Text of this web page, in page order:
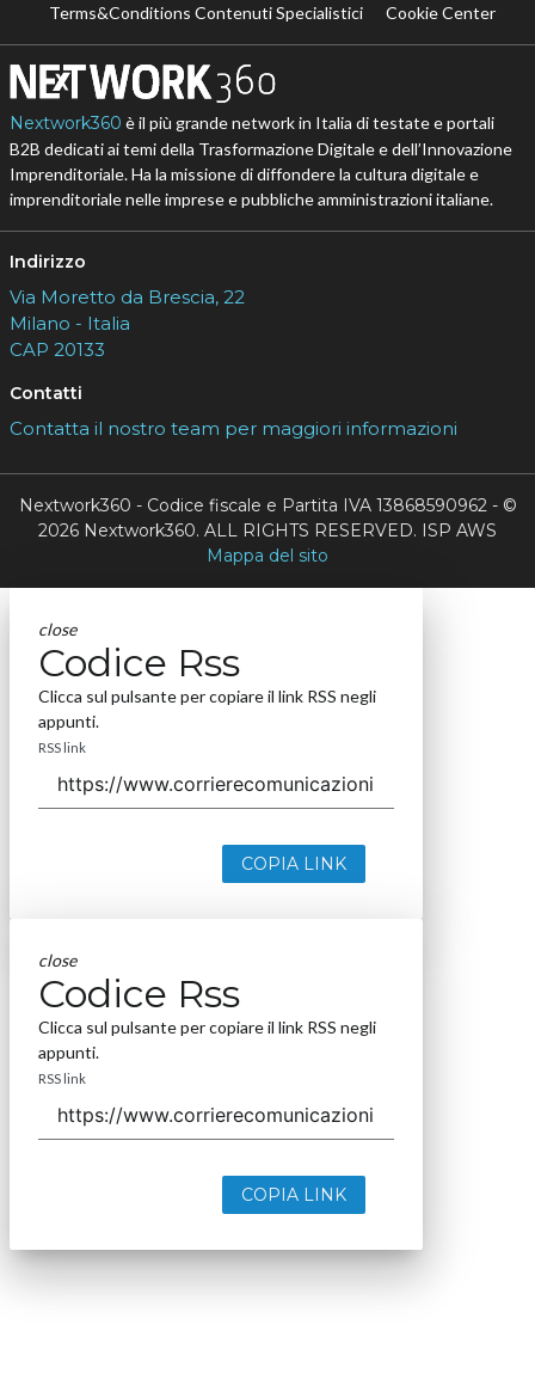
Terms&Conditions Contenuti Specialistici
Cookie Center
Nextwork360 è il più grande network in Italia di testate e portali
B2B dedicati ai temi della Trasformazione Digitale e dell’Innovazione
Imprenditoriale. Ha la missione di diffondere la cultura digitale e
imprenditoriale nelle imprese e pubbliche amministrazioni italiane.
Indirizzo
Via Moretto da Brescia, 22
Milano - Italia
CAP 20133
Contatti
Contatta il nostro team per maggiori informazioni
Nextwork360 - Codice fiscale e Partita IVA 13868590962 - ©
2026 Nextwork360. ALL RIGHTS RESERVED. ISP AWS
Mappa del sito
close
Codice Rss
Clicca sul pulsante per copiare il link RSS negli
appunti.
RSS link
COPIA LINK
close
Codice Rss
Clicca sul pulsante per copiare il link RSS negli
appunti.
RSS link
COPIA LINK